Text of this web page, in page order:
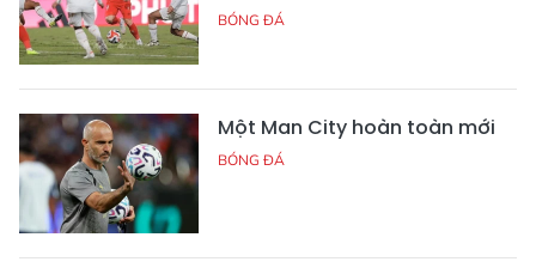
BÓNG ĐÁ
Một Man City hoàn toàn mới
BÓNG ĐÁ